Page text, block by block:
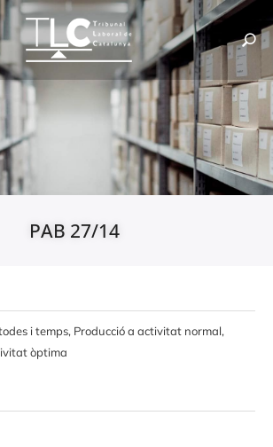
PAB 27/14
i temps, Producció a activitat normal,
òptima